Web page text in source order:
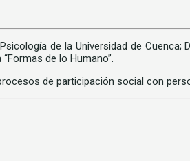
de la Universidad de Cuenca;
de lo Humano”.
de participación social con